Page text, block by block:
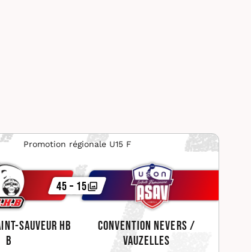
Promotion régionale U15 F
Sauveur HB
B
Convention Nevers /
Vauzelles
45 – 15